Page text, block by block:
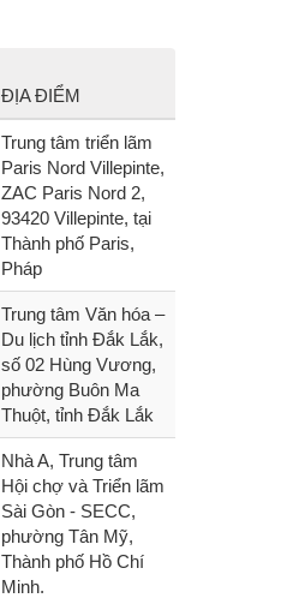
ĐỊA ĐIỂM
Trung tâm triển lãm
Paris Nord Villepinte,
ZAC Paris Nord 2,
93420 Villepinte, tại
Thành phố Paris,
Pháp
Trung tâm Văn hóa –
Du lịch tỉnh Đắk Lắk,
số 02 Hùng Vương,
phường Buôn Ma
Thuột, tỉnh Đắk Lắk
Nhà A, Trung tâm
Hội chợ và Triển lãm
Sài Gòn - SECC,
phường Tân Mỹ,
Thành phố Hồ Chí
Minh.